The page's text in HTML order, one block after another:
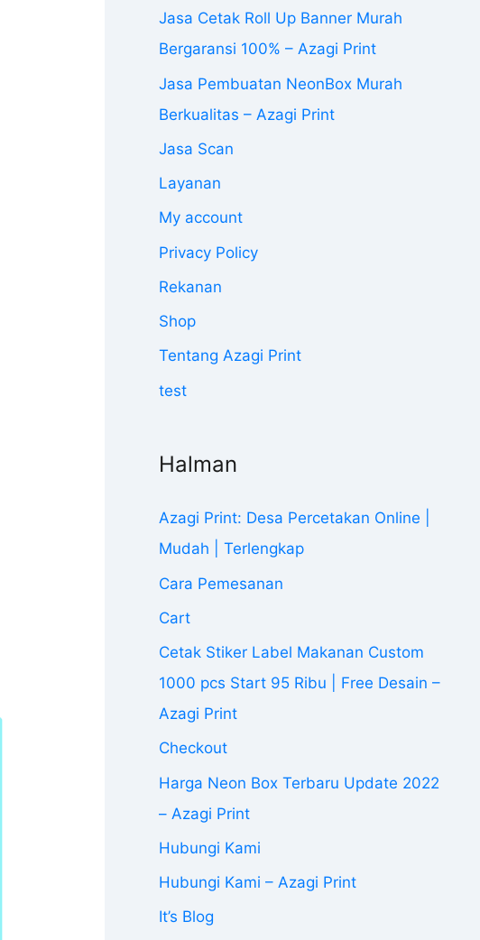
Jasa Cetak Roll Up Banner Murah
Bergaransi 100% – Azagi Print
Jasa Pembuatan NeonBox Murah
Berkualitas – Azagi Print
Jasa Scan
Layanan
My account
Privacy Policy
Rekanan
Shop
Tentang Azagi Print
test
Halman
Azagi Print: Desa Percetakan Online |
Mudah | Terlengkap
Cara Pemesanan
Cart
Cetak Stiker Label Makanan Custom
1000 pcs Start 95 Ribu | Free Desain –
Azagi Print
Checkout
Harga Neon Box Terbaru Update 2022
– Azagi Print
Hubungi Kami
Hubungi Kami – Azagi Print
It’s Blog